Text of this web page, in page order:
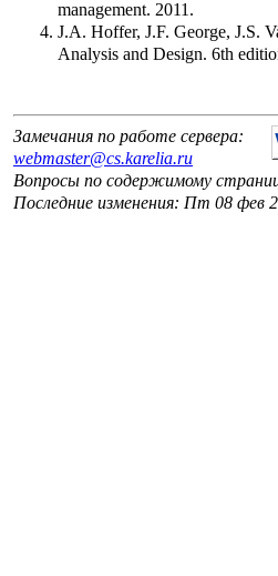
management. 2011.
J.A. Hoffer, J.F. George, J.S.
Analysis and Design. 6th
Замечания по работе сервера:
webmaster@cs.karelia.ru
Вопросы по содержимому
Последние изменения: Пт 08 фев